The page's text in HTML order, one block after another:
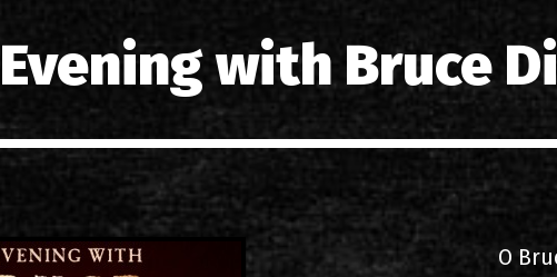
Λίστα τραγουδιών στην
Φωτογραφίες στην Ελλάδα
1998-
1999-
2000-
with Bruce
Ο